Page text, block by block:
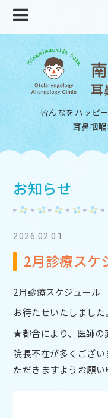
皆んなをハッピ
耳鼻咽
お知らせ
2026.02.01
2月診療スケ
2月診療スケジュール
お待たせいたしました
★都合により、医師
院長不在が多くござ
ただきますようお願い